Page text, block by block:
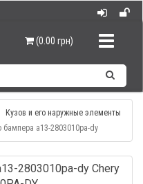
(0.00 грн)
Кузов и его наружные элементы
бампера а13-2803010pа-dy
2803010pа-dy Chery